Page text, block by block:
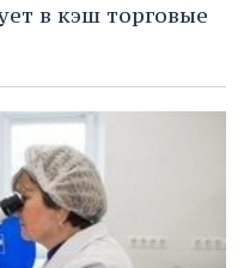
в кэш торговые